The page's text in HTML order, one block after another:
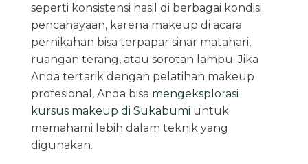
seperti konsistensi hasil di berbagai kondisi
pencahayaan, karena makeup di acara
pernikahan bisa terpapar sinar matahari,
ruangan terang, atau sorotan lampu. Jika
Anda tertarik dengan pelatihan makeup
profesional, Anda bisa mengeksplorasi
kursus makeup di Sukabumi untuk
memahami lebih dalam teknik yang
digunakan.